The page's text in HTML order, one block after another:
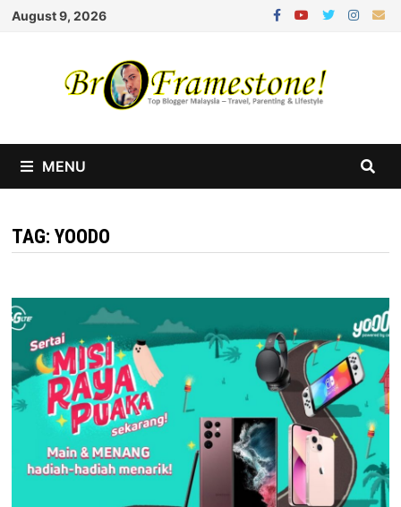
Skip
August 9, 2026
MENU
TAG:YOODO